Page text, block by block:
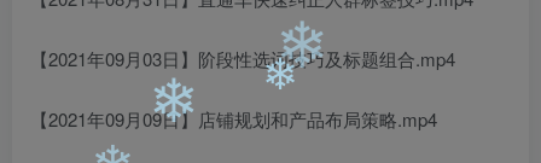
【2021年09月03日】阶段性选词技巧及标题组合.mp4
【2021年09月09日】店铺规划和产品布局策略.mp4
❄